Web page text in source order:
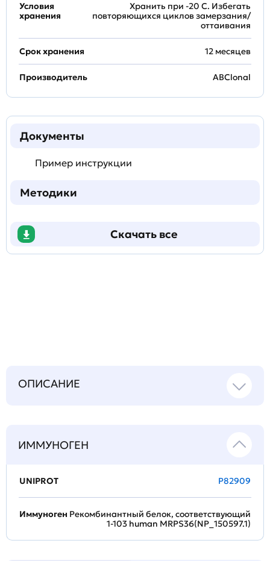
Условия
хранения
Хранить при -20 С. Избегать
повторяющихся циклов замерзания/
оттаивания
Срок хранения 12 месяцев
Производитель ABClonal
Документы
Пример инструкции
Методики
Скачать все
ОПИСАНИЕ
ИММУНОГЕН
UNIPROT P82909
Иммуноген Рекомбинантный белок, соответствующий
1-103 human MRPS36(NP_150597.1)